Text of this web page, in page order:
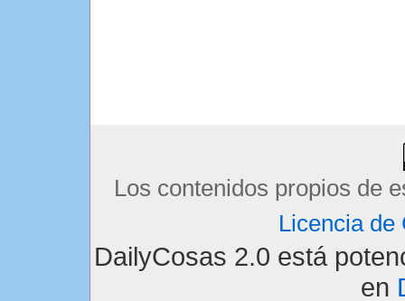
Los contenidos propios de
Licencia de
DailyCosas 2.0 está
en